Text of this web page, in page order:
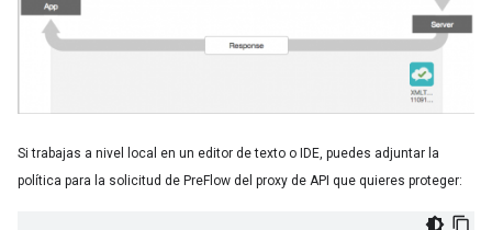
Si trabajas a nivel local en un editor de texto o IDE, puedes adjuntar la
política para la solicitud de PreFlow del proxy de API que quieres proteger: